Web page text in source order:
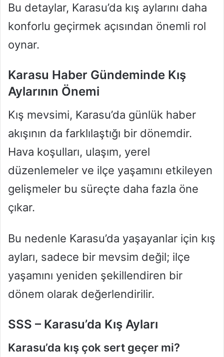
Bu detaylar, Karasu’da kış aylarını daha
konforlu geçirmek açısından önemli rol
oynar.
Karasu Haber Gündeminde Kış
Aylarının Önemi
Kış mevsimi, Karasu’da günlük haber
akışının da farklılaştığı bir dönemdir.
Hava koşulları, ulaşım, yerel
düzenlemeler ve ilçe yaşamını etkileyen
gelişmeler bu süreçte daha fazla öne
çıkar.
Bu nedenle Karasu’da yaşayanlar için kış
ayları, sadece bir mevsim değil; ilçe
yaşamını yeniden şekillendiren bir
dönem olarak değerlendirilir.
SSS – Karasu’da Kış Ayları
Karasu’da kış çok sert geçer mi?